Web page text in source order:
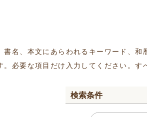
書名、本文にあらわれるキーワード、
。必要な項目だけ入力してください。
検索条件